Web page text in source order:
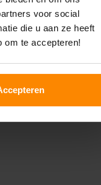
voor social
die u aan ze heeft
om te accepteren!